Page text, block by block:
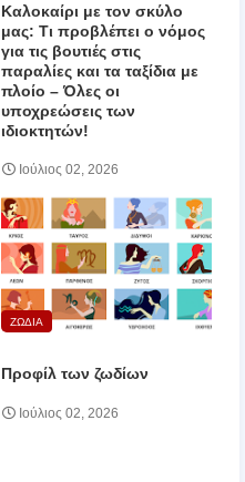
Καλοκαίρι με τον σκύλο
μας: Τι προβλέπει ο νόμος
για τις βουτιές στις
παραλίες και τα ταξίδια με
πλοίο – Όλες οι
υποχρεώσεις των
ιδιοκτητών!
Ιούλιος 02, 2026
ΖΩΔΙΑ
Προφίλ των ζωδίων
Ιούλιος 02, 2026